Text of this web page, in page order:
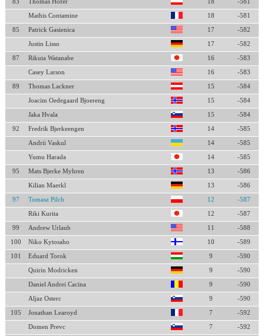
83 Thomas Hofer 18 -581
Mathis Contamine 18 -581
85 Patrick Gasienica 17 -582
Justin Lisso 17 -582
87 Rikuta Watanabe 16 -583
Casey Larson 16 -583
89 Thomas Lackner 15 -584
Joacim Oedegaard Bjoereng 15 -584
Jaka Hvala 15 -584
92 Fredrik Bjerkeengen 14 -585
Andrii Vaskul 14 -585
Yumu Harada 14 -585
95 Mats Bjerke Myhren 13 -586
Kilian Maerkl 13 -586
97 Tomasz Pilch 12 -587
Riki Kurita 12 -587
99 Andrew Urlaub 11 -588
100 Niko Kytosaho 10 -589
101 Eduard Torok 9 -590
Quirin Modricken 9 -590
Daniel Andrei Cacina 9 -590
Aljaz Osterc 9 -590
105 Jonathan Learoyd 7 -592
Domen Prevc 7 -592